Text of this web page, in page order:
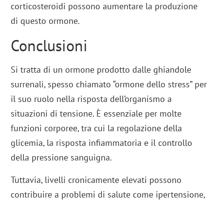
corticosteroidi possono aumentare la produzione
di questo ormone.
Conclusioni
Si tratta di un ormone prodotto dalle ghiandole
surrenali, spesso chiamato “ormone dello stress” per
il suo ruolo nella risposta dell’organismo a
situazioni di tensione. È essenziale per molte
funzioni corporee, tra cui la regolazione della
glicemia, la risposta infiammatoria e il controllo
della pressione sanguigna.
Tuttavia, livelli cronicamente elevati possono
contribuire a problemi di salute come ipertensione,